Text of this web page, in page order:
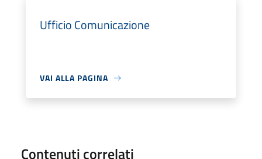
Ufficio Comunicazione
VAI ALLA PAGINA
Contenuti correlati